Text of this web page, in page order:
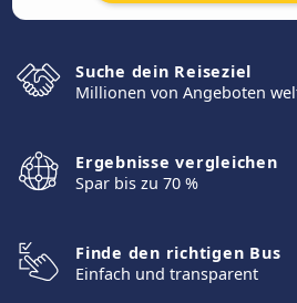
Suche dein Reiseziel
Millionen von Angeboten
Ergebnisse vergleichen
Spar bis zu 70 %
Finde den richtigen Bus
Einfach und transparent